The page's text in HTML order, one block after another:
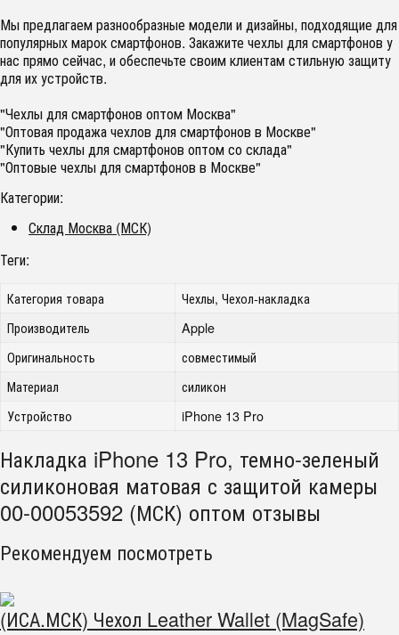
Мы предлагаем разнообразные модели и дизайны, подходящие для
популярных марок смартфонов. Закажите чехлы для смартфонов у
нас прямо сейчас, и обеспечьте своим клиентам стильную защиту
для их устройств.
"Чехлы для смартфонов оптом Москва"
"Оптовая продажа чехлов для смартфонов в Москве"
"Купить чехлы для смартфонов оптом со склада"
"Оптовые чехлы для смартфонов в Москве"
Категории:
Склад Москва (МСК)
Теги:
Категория товара
Чехлы, Чехол-накладка
Производитель
Apple
Оригинальность
совместимый
Материал
силикон
Устройство
iPhone 13 Pro
Накладка iPhone 13 Pro, темно-зеленый
силиконовая матовая с защитой камеры
00-00053592 (МСК) оптом отзывы
Рекомендуем посмотреть
(ИСА.МСК) Чехол Leather Wallet (MagSafe)